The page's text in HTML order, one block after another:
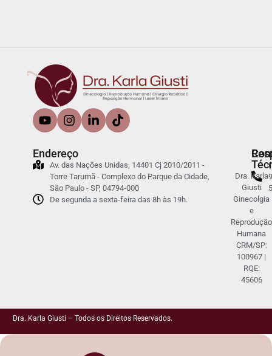
Endereço
Av. das Nações Unidas, 14401 Cj 2010/2011 -
Torre Tarumã - Complexo do Parque da Cidade,
São Paulo - SP, 04794-000
De segunda a sexta-feira das 8h às 19h.
Dra. Karla
Giusti
Ginecolgia
e
Reprodução
Humana
CRM/SP:
100967 |
RQE:
45606
Dra. Karla Giusti – Todos os Direitos Reservados.